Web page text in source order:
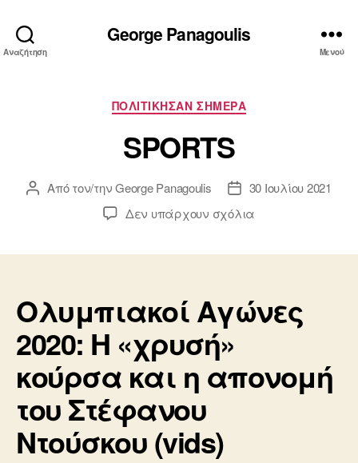
Αναζήτηση
George Panagoulis
Μενού
Κατηγορίες
ΠΟΛΙΤΙΚΗΣΑΝ ΣΗΜΕΡΑ
SPORTS
Συντάκτης
Από τον/τηνGeorge Panagoulis
Ημ.
δημοσίευσης
30 Ιουλίου 2021
Δεν υπάρχουν σχόλια
Ολυμπιακοί Αγώνες
2020: Η «χρυσή»
κούρσα και η απονομή
του Στέφανου
Ντούσκου (vids)